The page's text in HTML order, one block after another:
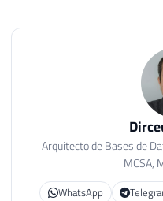
Arquitecto de Bases de
MCSA,
WhatsApp